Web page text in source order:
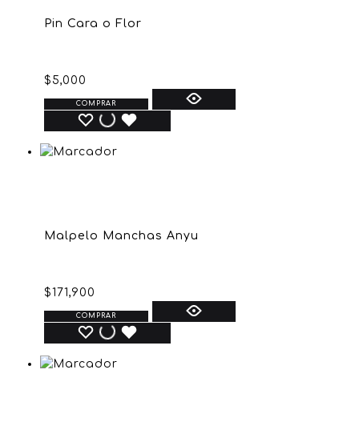
Pin Cara o Flor
$ 5,000
COMPRAR
Malpelo Manchas Anyu
$171,900
COMPRAR